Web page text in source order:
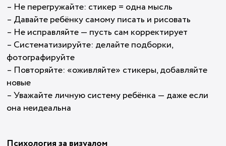
– Не перегружайте: стикер = одна мысль
– Давайте ребёнку самому писать и рисовать
– Не исправляйте — пусть сам корректирует
– Систематизируйте: делайте подборки,
фотографируйте
– Повторяйте: «оживляйте» стикеры, добавляйте
новые
– Уважайте личную систему ребёнка — даже если
она неидеальна